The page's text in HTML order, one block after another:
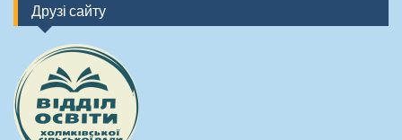
Друзі сайту